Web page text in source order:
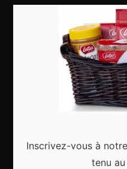
Articles récents
Les Meilleurs
Bruxelles
Inscrivez-vous à
tenu